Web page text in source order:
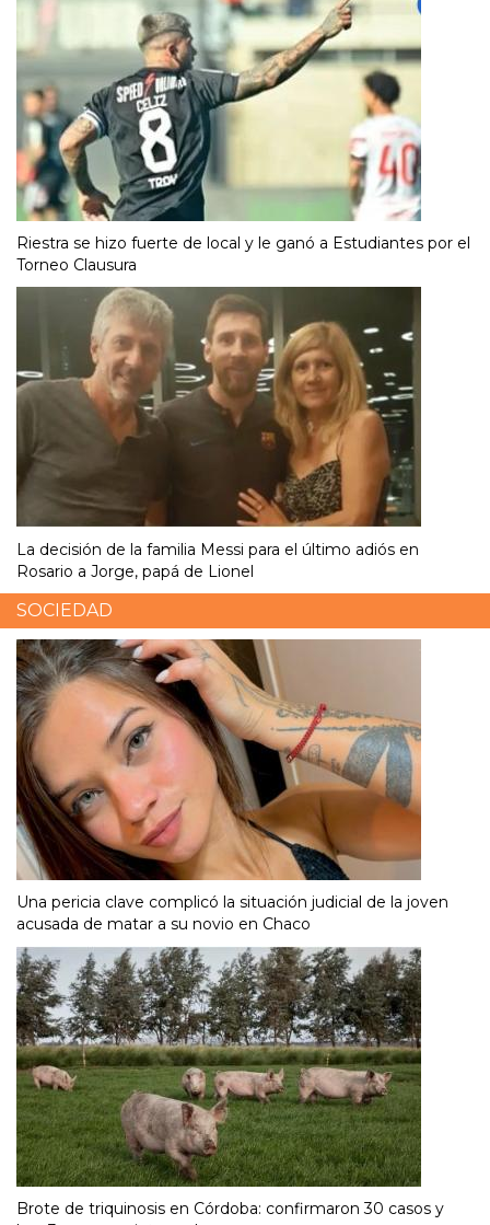
Riestra se hizo fuerte de local y le ganó a Estudiantes por el
Torneo Clausura
La decisión de la familia Messi para el último adiós en
Rosario a Jorge, papá de Lionel
SOCIEDAD
Una pericia clave complicó la situación judicial de la joven
acusada de matar a su novio en Chaco
Brote de triquinosis en Córdoba: confirmaron 30 casos y